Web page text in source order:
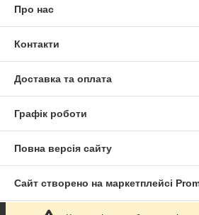
Про нас
Контакти
Доставка та оплата
Графік роботи
Повна версія сайту
Сайт створено на маркетплейсі